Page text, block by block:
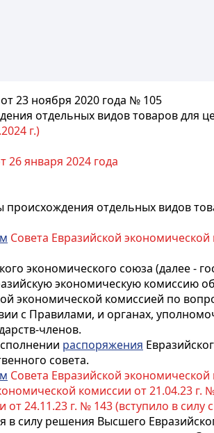
23 ноября 2020 года № 105
отдельных видов товаров для
г.)
26 января 2024 года
происхождения отдельных видов
Совета Евразийской экономической
экономического союза (далее -
экономическую комиссию
экономической комиссией по
с Правилами, и органах,
членов.
распоряжения
совета.
Совета Евразийской экономической
комиссии от 21.04.23 г.
24.11.23 г. № 143 (вступило в силу с
в силу решения Высшего